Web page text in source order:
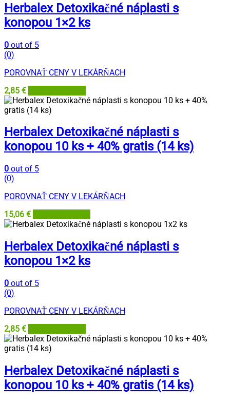
Herbalex Detoxikačné náplasti s
konopou 1×2 ks
0 out of 5
(0)
POROVNAŤ CENY V LEKÁRŇACH
2,85 €
Herbalex Detoxikačné náplasti s
konopou 10 ks + 40% gratis (14 ks)
0 out of 5
(0)
POROVNAŤ CENY V LEKÁRŇACH
15,06 €
Herbalex Detoxikačné náplasti s
konopou 1×2 ks
0 out of 5
(0)
POROVNAŤ CENY V LEKÁRŇACH
2,85 €
Herbalex Detoxikačné náplasti s
konopou 10 ks + 40% gratis (14 ks)